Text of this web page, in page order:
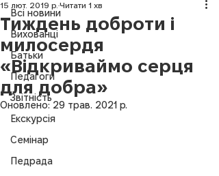
Всі новини
Вихованці
Батьки
Педагоги
Звітність
Екскурсія
Семінар
Педрада
Тиждень доброти і
милосердя
«Відкриваймо серця
для добра»
15 лют. 2019 р. Читати 1 хв
Оновлено: 29 трав. 2021 р.